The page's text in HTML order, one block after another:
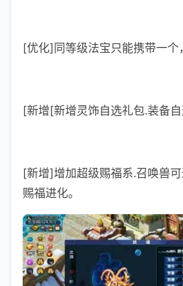
[优化]同等级法宝只能携带一个
[新增[新增灵饰自选礼包.装备自
[新增]增加超级赐福系.召唤兽
赐福进化。